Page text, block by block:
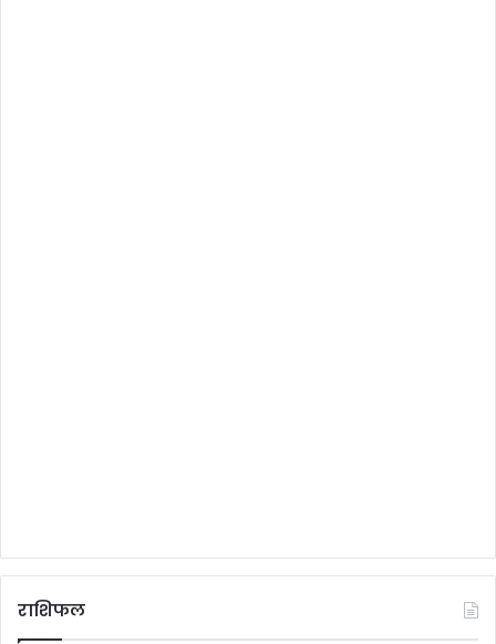
राशिफल